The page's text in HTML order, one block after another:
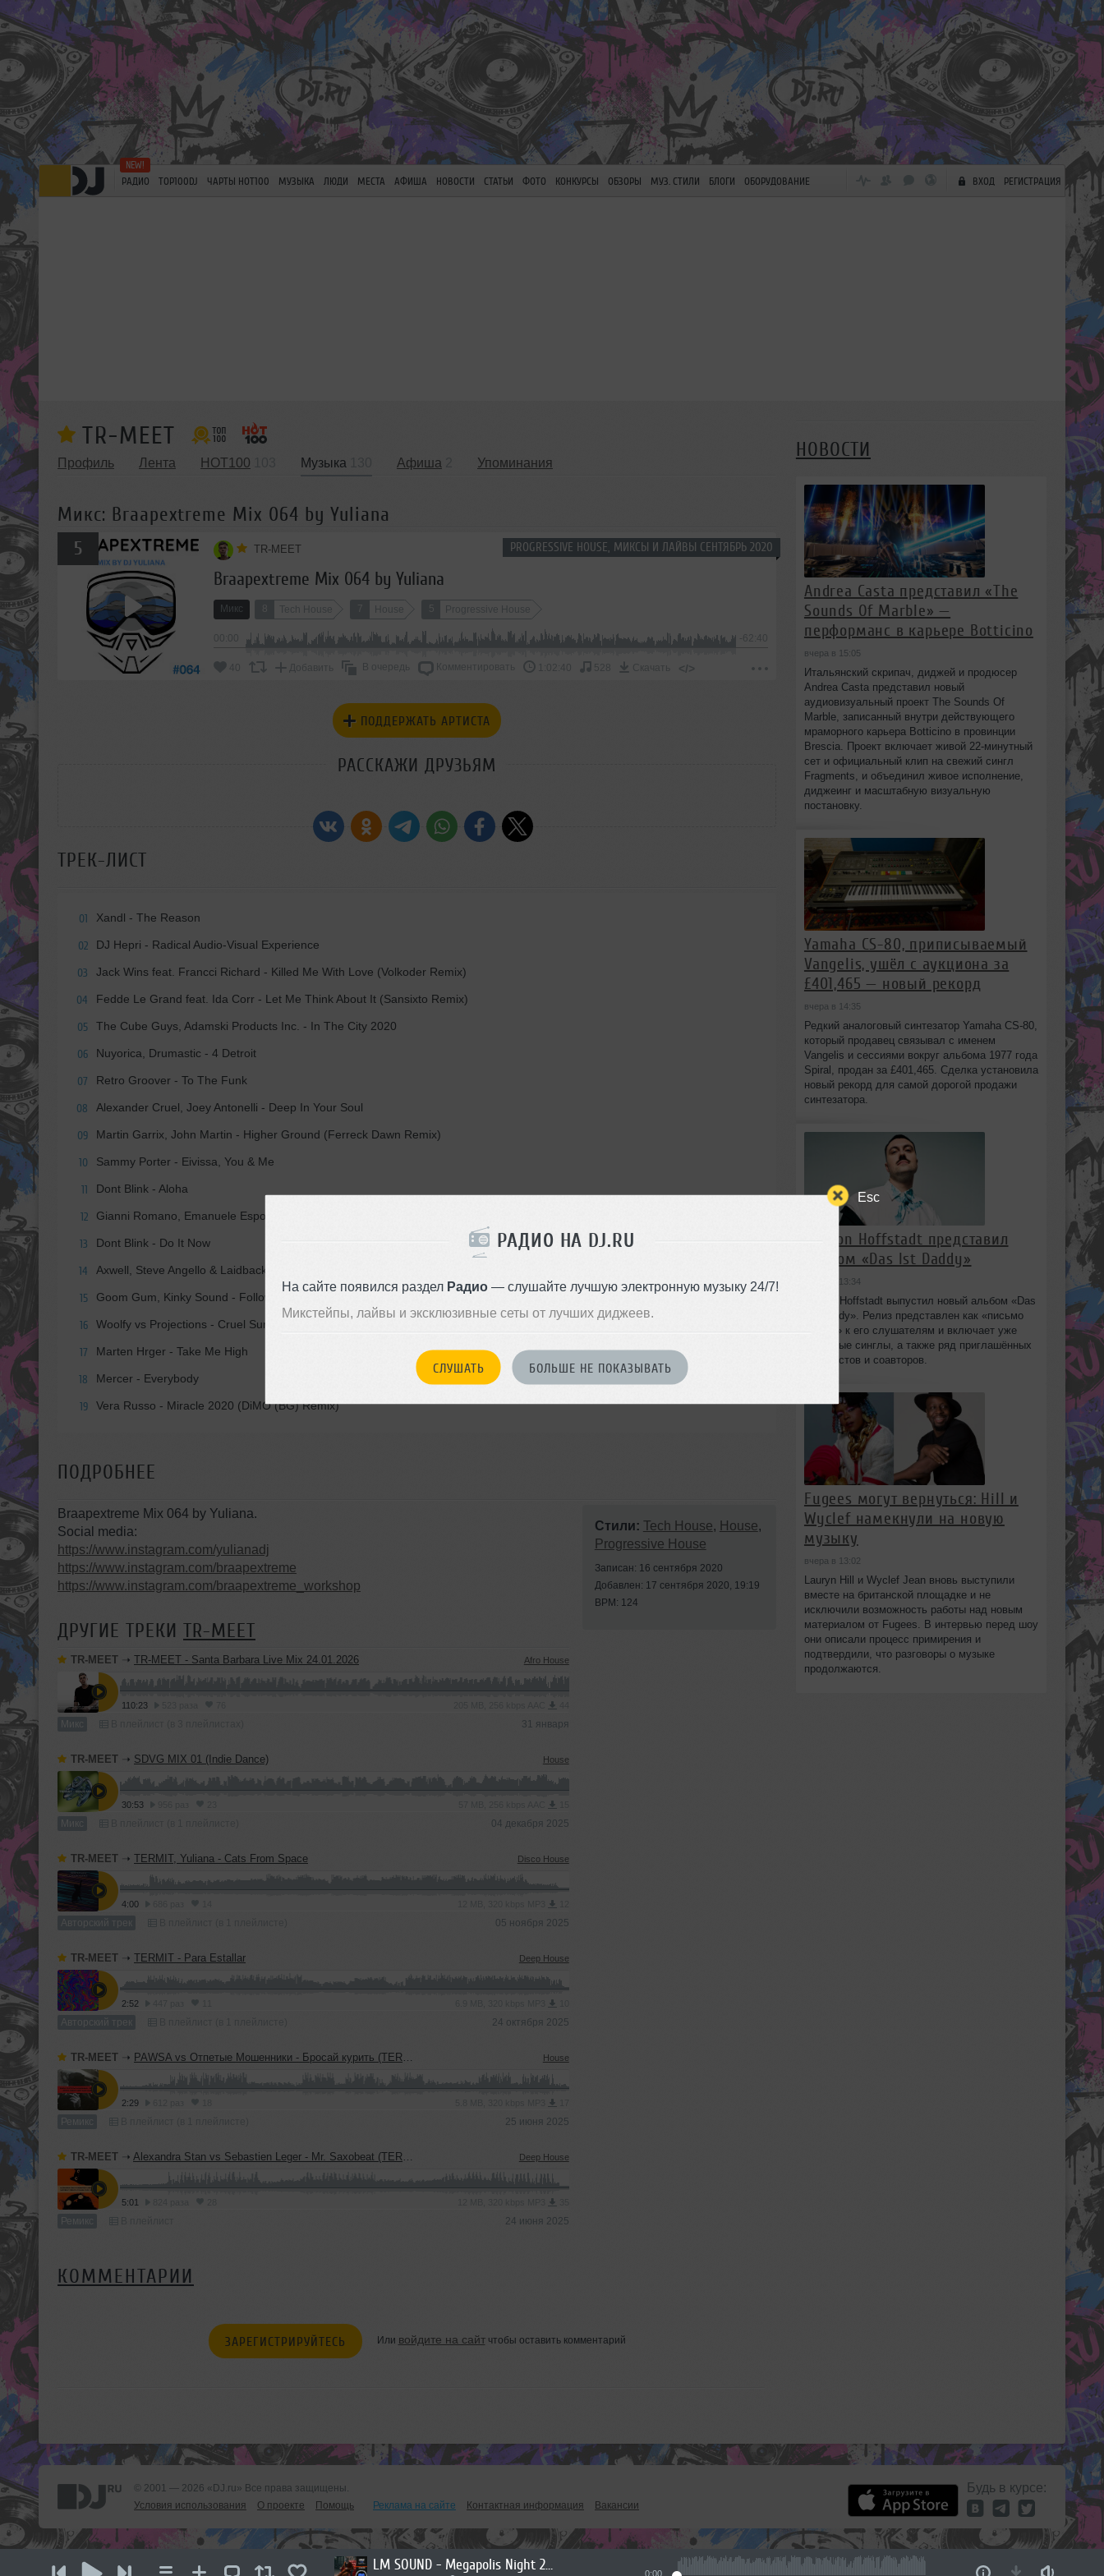
Esc
РАДИО НА DJ.RU
На сайте появился раздел Радио— слушайте лучшую электронную музыку 24/7!
Микстейпы, лайвы и эксклюзивные сеты от лучших диджеев.
СЛУШАТЬ БОЛЬШЕ НЕ ПОКАЗЫВАТЬ
LM SOUND - Megapolis Night 21.07.2026
0:00
РАДИО TOP100DJ ЧАРТЫ HOT100 МУЗЫКА ЛЮДИ МЕСТА АФИША НОВОСТИ СТАТЬИ ФОТО КОНКУРСЫ ОБЗОРЫ МУЗ. СТИЛИ БЛОГИ ОБОРУДОВАНИЕ ВХОД РЕГИСТРАЦИЯ
TR-MEET
Профиль Лента HOT100 Музыка Афиша Упоминания
Микс: Braapextreme Mix 064 by Yuliana
PROGRESSIVE HOUSE, МИКСЫ И ЛАЙВЫ СЕНТЯБРЬ 2020
5 TR-MEET
Braapextreme Mix 064 by Yuliana
Микс Tech House 7 House 5 Progressive House
-62:40
Добавить В очередь Комментировать 1:02:40 528 Скачать </>
ПОДДЕРЖАТЬ АРТИСТА
РАССКАЖИ ДРУЗЬЯМ
ТРЕК-ЛИСТ
01 Xandl - The Reason
02 DJ Hepri - Radical Audio-Visual Experience
03 Jack Wins feat. Francci Richard - Killed Me With Love (Volkoder Remix)
04 Fedde Le Grand feat. Ida Corr - Let Me Think About It (Sansixto Remix)
05 The Cube Guys, Adamski Products Inc. - In The City 2020
06 Nuyorica, Drumastic - 4 Detroit
07 Retro Groover - To The Funk
08 Alexander Cruel, Joey Antonelli - Deep In Your Soul
09 Martin Garrix, John Martin - Higher Ground (Ferreck Dawn Remix)
10 Sammy Porter - Eivissa, You & Me
11 Dont Blink - Aloha
12 Gianni Romano, Emanuele Esposito feat. Helen Tesfazghi - It's Not Right
13 Dont Blink - Do It Now
14 Axwell, Steve Angello & Laidback Luke feat. Deborah Cox - Leave The World Behind (Nice & Wise Remix)
15 Goom Gum, Kinky Sound - Follow Me
16 Woolfy vs Projections - Cruel Summer (Musumeci Wax On Remix)
17 Marten Hrger - Take Me High
18 Mercer - Everybody
19 Vera Russo - Miracle 2020 (DiMO (BG) Remix)
ПОДРОБНЕЕ
Braapextreme Mix 064 by Yuliana.
Social media:
https://www.instagram.com/yulianadj
https://www.instagram.com/braapextreme
https://www.instagram.com/braapextreme_workshop
ДРУГИЕ ТРЕКИ TR-MEET
TR-MEET ➝ TR-MEET - Santa Barbara Live Mix 24.01.2026 Afro House
110:23
Микс 31 января
TR-MEET ➝ SDVG MIX 01 (Indie Dance) House
30:53
Микс 04 декабря 2025
TR-MEET ➝ TERMIT, Yuliana - Cats From Space Disco House
4:00
Авторский трек 05 ноября 2025
TR-MEET ➝ TERMIT - Para Estallar Deep House
2:52
Авторский трек 24 октября 2025
TR-MEET ➝ PAWSA vs Отпетые Мошенники - Бросай курить (TERMIT 'Dirty Cash' Blend) House
2:29
Ремикс 25 июня 2025
TR-MEET ➝ Alexandra Stan vs Sebastien Leger - Mr. Saxobeat (TERMIT & Yuliana 'Duel' Blend) Deep House
5:01
Ремикс 24 июня 2025
Стили: Tech House, House,
Progressive House
Записан: 16 сентября 2020
Добавлен: 17 сентября 2020, 19:19
BPM: 124
КОММЕНТАРИИ
ЗАРЕГИСТРИРУЙТЕСЬ Или войдите на сайтчтобы оставить комментарий
НОВОСТИ
Andrea Casta представил «The
Sounds Of Marble» —
перформанс в карьере Botticino
вчера в 15:05
Итальянский скрипач, диджей и продюсер
Andrea Casta представил новый
аудиовизуальный проект The Sounds Of
Marble, записанный внутри действующего
мраморного карьера Botticino в провинции
Brescia. Проект включает живой 22‑минутный
сет и официальный клип на свежий сингл
Fragments, и объединил живое исполнение,
диджеинг и масштабную визуальную
постановку.
Yamaha CS-80, приписываемый
Vangelis, ушёл с аукциона за
£401,465 — новый рекорд
вчера в 14:35
Редкий аналоговый синтезатор Yamaha CS-80,
который продавец связывал с именем
Vangelis и сессиями вокруг альбома 1977 года
Spiral, продан за £401,465. Сделка установила
новый рекорд для самой дорогой продажи
синтезатора.
Marlon Hoffstadt представил
альбом «Das Ist Daddy»
вчера в 13:34
Marlon Hoffstadt выпустил новый альбом «Das
Ist Daddy». Релиз представлен как «письмо
любви» к его слушателям и включает уже
знакомые синглы, а также ряд приглашённых
вокалистов и соавторов.
Fugees могут вернуться: Hill и
Wyclef намекнули на новую
музыку
вчера в 13:02
Lauryn Hill и Wyclef Jean вновь выступили
вместе на британской площадке и не
исключили возможность работы над новым
материалом от Fugees. В интервью перед шоу
они описали процесс примирения и
подтвердили, что разговоры о музыке
продолжаются.
© 2001 — 2026 «DJ.ru» Все права защищены.
Условия использования
О проекте Помощь Реклама на сайте Контактная информация Вакансии
Будь в курсе: